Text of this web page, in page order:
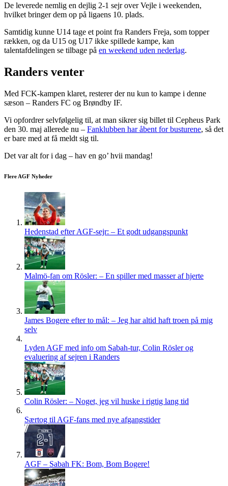
De leverede nemlig en dejlig 2-1 sejr over Vejle i weekenden,
hvilket bringer dem op på ligaens 10. plads.
Samtidig kunne U14 tage et point fra Randers Freja, som topper
rækken, og da U15 og U17 ikke spillede kampe, kan
talentafdelingen se tilbage på en weekend uden nederlag.
Randers venter
Med FCK-kampen klaret, resterer der nu kun to kampe i denne
sæson – Randers FC og Brøndby IF.
Vi opfordrer selvfølgelig til, at man sikrer sig billet til Cepheus Park
den 30. maj allerede nu – Fanklubben har åbent for busturene, så det
er bare med at få meldt sig til.
Det var alt for i dag – hav en go’ hvii mandag!
Flere AGF Nyheder
Hedenstad efter AGF-sejr: – Et godt udgangspunkt
Malmö-fan om Rösler: – En spiller med masser af hjerte
James Bogere efter to mål: – Jeg har altid haft troen på mig
selv
Lyden AGF med info om Sabah-tur, Colin Rösler og
evaluering af sejren i Randers
Colin Rösler: – Noget, jeg vil huske i rigtig lang tid
Særtog til AGF-fans med nye afgangstider
AGF – Sabah FK: Bom, Bom Bogere!